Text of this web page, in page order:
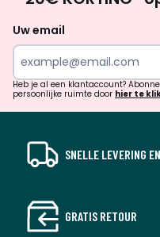
Uw email
Heb je al een klantaccount?
persoonlijke ruimte door hier te
SNELLE LEVERING
GRATIS RETOUR